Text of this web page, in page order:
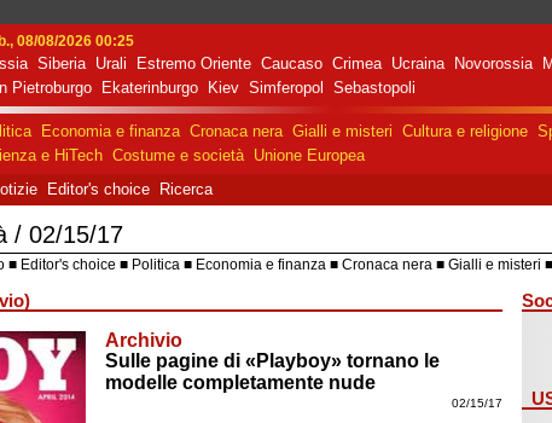
08/08/2026 00:25
Siberia Urali Estremo Oriente Caucaso Crimea Ucraina Novorossia
Pietroburgo
Ekaterinburgo Kiev Simferopol Sebastopoli
Economia e finanza Cronaca nera Gialli e misteri Cultura e religione
e HiTech Costume e società Unione Europea
Editor's choice Ricerca
02/15/17
Editor's choice Politica Economia e finanza Cronaca nera Gialli e misteri
Archivio
Sulle pagine di «Playboy» tornano le
modelle completamente nude
02/15/17